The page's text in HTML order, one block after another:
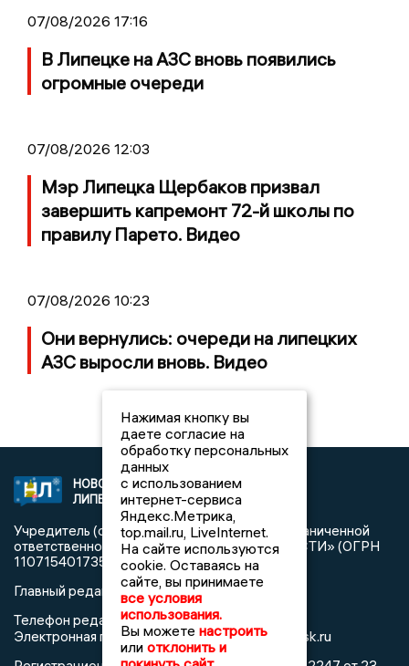
07/08/2026 17:16
В Липецке на АЗС вновь появились
огромные очереди
07/08/2026 12:03
Мэр Липецка Щербаков призвал
завершить капремонт 72-й школы по
правилу Парето. Видео
07/08/2026 10:23
Они вернулись: очереди на липецких
АЗС выросли вновь. Видео
НОВОСТИ
ЛИПЕЦКА
2021 © NEWSLIPETSK.RU | СИ
«Новости Липецка»
Учредитель (соучредители): Общество с ограниченной
ответственностью «РЕГИОНАЛЬНЫЕ НОВОСТИ» (ОГРН
1107154017354)
Главный редактор: Герцог Е.Г.
Телефон редакции: +7 903 699 9427
Электронная почта редакции:info@newslipetsk.ru
Нажимая кнопку вы
даете согласие на
обработку персональных
данных
с использованием
интернет-сервиса
Яндекс.Метрика,
top.mail.ru, LiveInternet.
На сайте используются
cookie. Оставаясь на
сайте, вы принимаете
все условия
использования.
Вы можете настроить
или отклонить и